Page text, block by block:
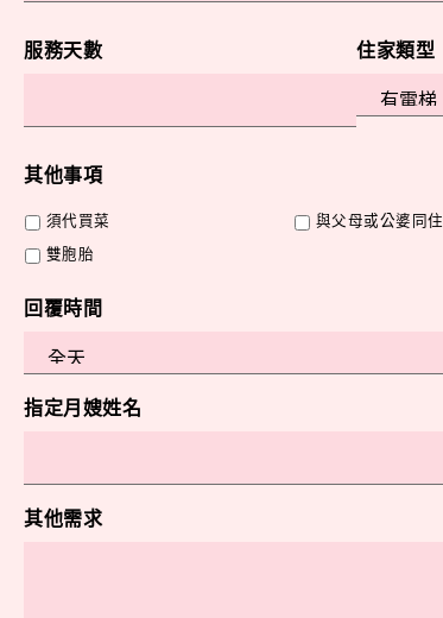
服務天數 住家類型
其他事項
須代買菜 與父母或公婆同住
雙胞胎
回覆時間
指定月嫂姓名
其他需求